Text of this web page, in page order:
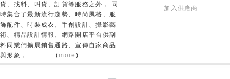
貨、找料、叫貨、訂貨等服務之外， 同
時集合了最新流行趨勢、時尚風格、服
飾配件、時裝成衣、手創設計、攝影藝
術、精品設計情報、網路開店平台供副
料同業們擴展銷售通路、宣傳自家商品
與形象， ............(more )
加入供應商